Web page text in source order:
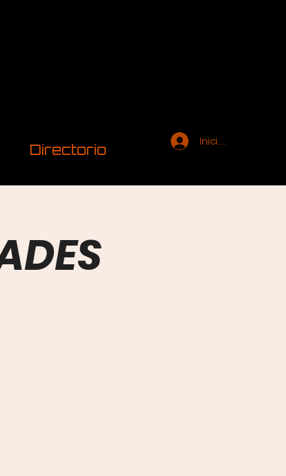
Directorio Iniciar sesión